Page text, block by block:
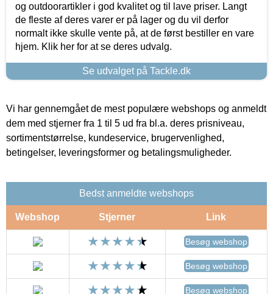
og outdoorartikler i god kvalitet og til lave priser. Langt
de fleste af deres varer er på lager og du vil derfor
normalt ikke skulle vente på, at de først bestiller en vare
hjem. Klik her for at se deres udvalg.
Se udvalget på Tackle.dk
Vi har gennemgået de mest populære webshops og anmeldt
dem med stjerner fra 1 til 5 ud fra bl.a. deres prisniveau,
sortimentstørrelse, kundeservice, brugervenlighed,
betingelser, leveringsformer og betalingsmuligheder.
Bedst anmeldte webshops
Webshop Stjerner Link
Besøg webshop
Besøg webshop
Besøg webshop